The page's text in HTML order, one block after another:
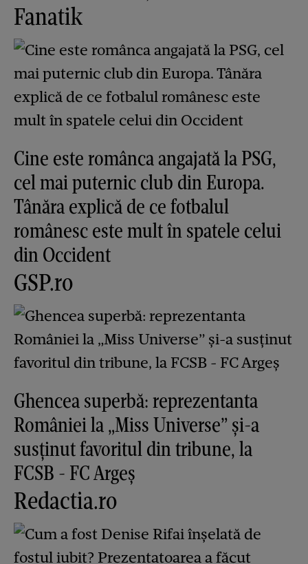
Fanatik
Cine este românca angajată la PSG,
cel mai puternic club din Europa.
Tânăra explică de ce fotbalul
românesc este mult în spatele celui
din Occident
GSP.ro
Ghencea superbă: reprezentanta
României la „Miss Universe” și-a
susținut favoritul din tribune, la
FCSB - FC Argeș
Redactia.ro